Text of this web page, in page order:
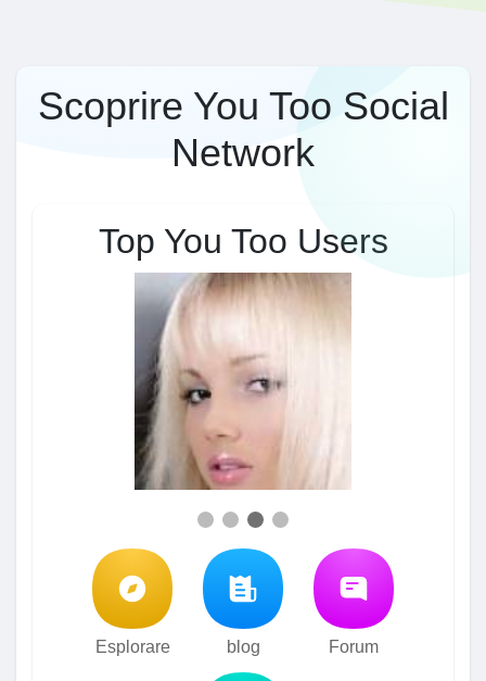
Scoprire You Too Social
Network
Top You Too Users
Esplorare blog Forum